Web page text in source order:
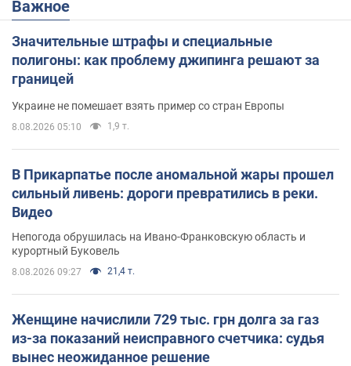
Важное
Значительные штрафы и специальные
полигоны: как проблему джипинга решают за
границей
Украине не помешает взять пример со стран Европы
8.08.2026 05:10 1,9 т.
В Прикарпатье после аномальной жары прошел
сильный ливень: дороги превратились в реки.
Видео
Непогода обрушилась на Ивано-Франковскую область и
курортный Буковель
8.08.2026 09:27 21,4 т.
Женщине начислили 729 тыс. грн долга за газ
из-за показаний неисправного счетчика: судья
вынес неожиданное решение